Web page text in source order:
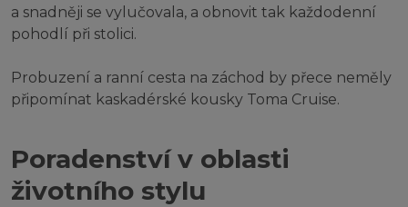
a snadněji se vylučovala, a obnovit tak každodenní
pohodlí při stolici.
Probuzení a ranní cesta na záchod by přece neměly
připomínat kaskadérské kousky Toma Cruise.
Poradenství v oblasti
životního stylu